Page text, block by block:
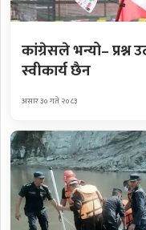
कांग्रेसले भन्यो– प्रश्न
स्वीकार्य छैन
असार ३० गते २०८३